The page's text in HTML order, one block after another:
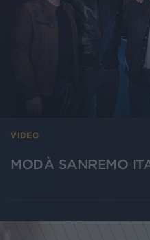
VIDEO
MODÀ SANREMO